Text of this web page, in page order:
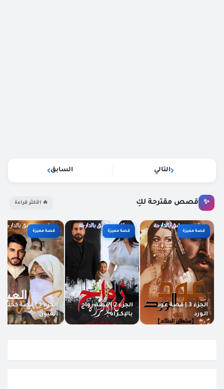
التالي السابق
✨ قصص مقترحة لكِ 🔥 الأكثر قراءة
قصة مميزة
الجزء 3 | قصة عـود
الـورد
قصة مميزة
الجزء 2 | قصة زواج
بالإكــراه
قصة مميزة
الجزء 3 | قصة كحلة
العيون